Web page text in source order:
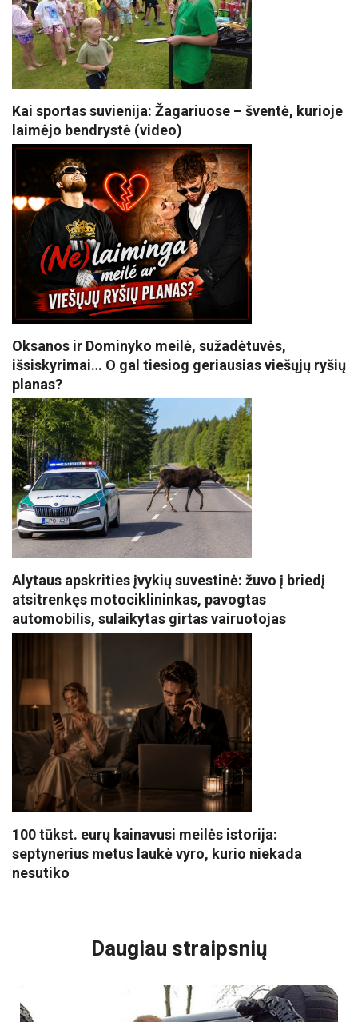
Kai sportas suvienija: Žagariuose – šventė, kurioje
laimėjo bendrystė (video)
Oksanos ir Dominyko meilė, sužadėtuvės,
išsiskyrimai… O gal tiesiog geriausias viešųjų ryšių
planas?
Alytaus apskrities įvykių suvestinė: žuvo į briedį
atsitrenkęs motociklininkas, pavogtas
automobilis, sulaikytas girtas vairuotojas
100 tūkst. eurų kainavusi meilės istorija:
septynerius metus laukė vyro, kurio niekada
nesutiko
Daugiau straipsnių